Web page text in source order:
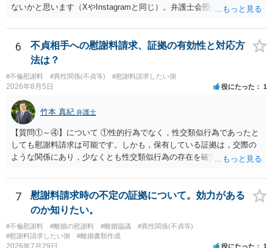
ないかと思います（XやInstagramと同じ）。弁護士会照会は日本法に
対する照会は基本的にできないと解されています（弁護士会によって
は例外的に認める扱いもありますが、かなり限定されているので一般
的ではないでしょう）。もし韓国本社がアカウント管理をしているな
ら、日本法人へ送っても「ウチでは管理していない」という回答にな
ります。 個人で直接他人のID情報の開示を求めても拒否されるでしょ
う。
6
不貞相手への慰謝料請求、証拠の有効性と対応方
法は？
#不倫慰謝料 #異性関係(不貞等) #慰謝料請求したい側
2026年8月5日 役にたった 1
竹本 真紀 弁護士
【質問①～④】について ①性的行為でなく，性交類似行為であったと
しても慰謝料請求は可能です。しかも，保有している証拠は，交際の
ような関係にあり，少なくとも性交類似行為の存在を確実に証明でき
ことを窺わせるものです。）。ですから，慰謝料請求を進めることで
よいと思います。 ただ．慰謝料額については，婚姻破綻に至っていな
いとして，この点を考慮されることになるかもしれません。 ②夫との
今後のことを考えて書いてもらうか否かを検討するのがよいと思いま
す。今ある証拠以上のことを証明（証明力を強めることも含む）でき
るのであれば，前向きに検討を進めるという考え方でもよいでしょ
7
慰謝料請求時の不定の証拠について。効力がある
のか知りたい。
#不倫慰謝料 #離婚の慰謝料 #離婚協議
#異性関係(不貞等)
#慰謝料請求したい側
#離婚書類作成
2026年7月29日 役にたった 1